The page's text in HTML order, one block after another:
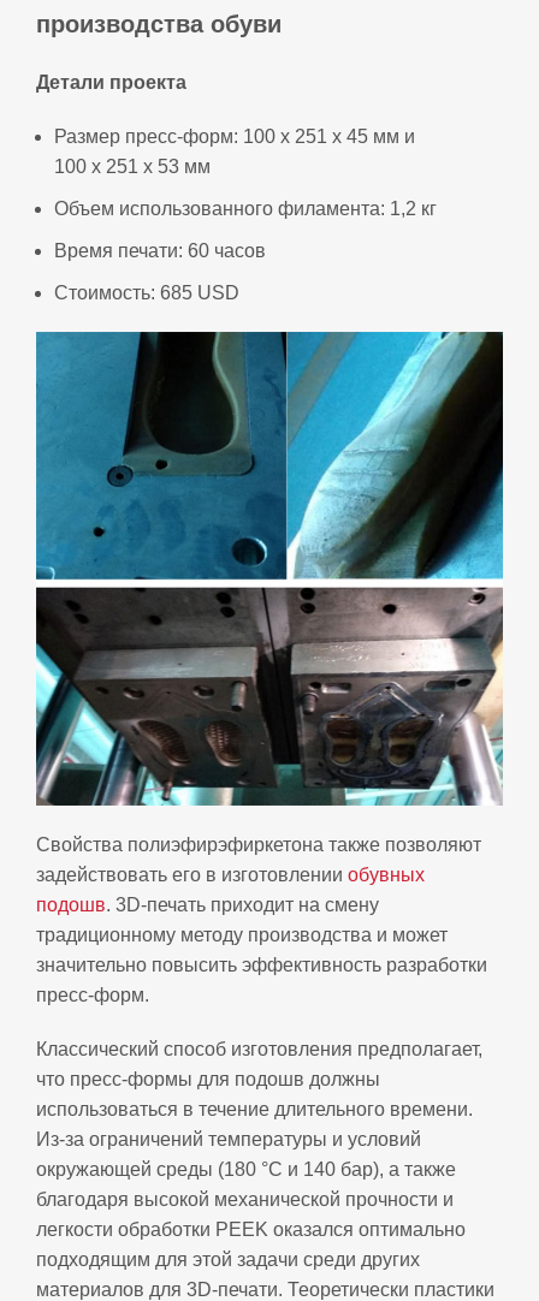
производства обуви
Детали проекта
Размер пресс‑форм: 100 х 251 х 45 мм и
100 x 251 x 53 мм
Объем использованного филамента: 1,2 кг
Время печати: 60 часов
Стоимость: 685 USD
Свойства полиэфирэфиркетона также позволяют
задействовать его в изготовлении обувных
подошв. 3D‑печать приходит на смену
традиционному методу производства и может
значительно повысить эффективность разработки
пресс-форм.
Классический способ изготовления предполагает,
что пресс‑формы для подошв должны
использоваться в течение длительного времени.
Из‑за ограничений температуры и условий
окружающей среды (180 °C и 140 бар), а также
благодаря высокой механической прочности и
легкости обработки PEEK оказался оптимально
подходящим для этой задачи среди других
материалов для 3D‑печати. Теоретически пластики